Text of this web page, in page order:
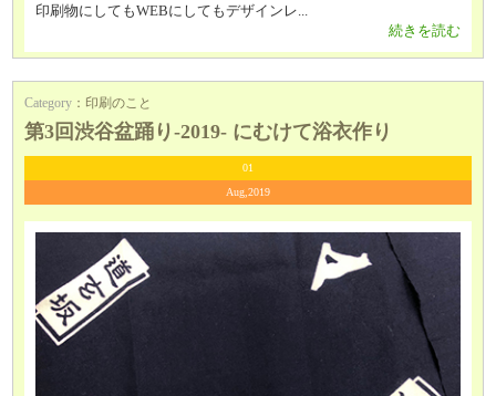
印刷物にしてもWEBにしてもデザインレ...
続きを読む
Category ： 印刷のこと
第3回渋谷盆踊り-2019- にむけて浴衣作り
01
Aug,2019